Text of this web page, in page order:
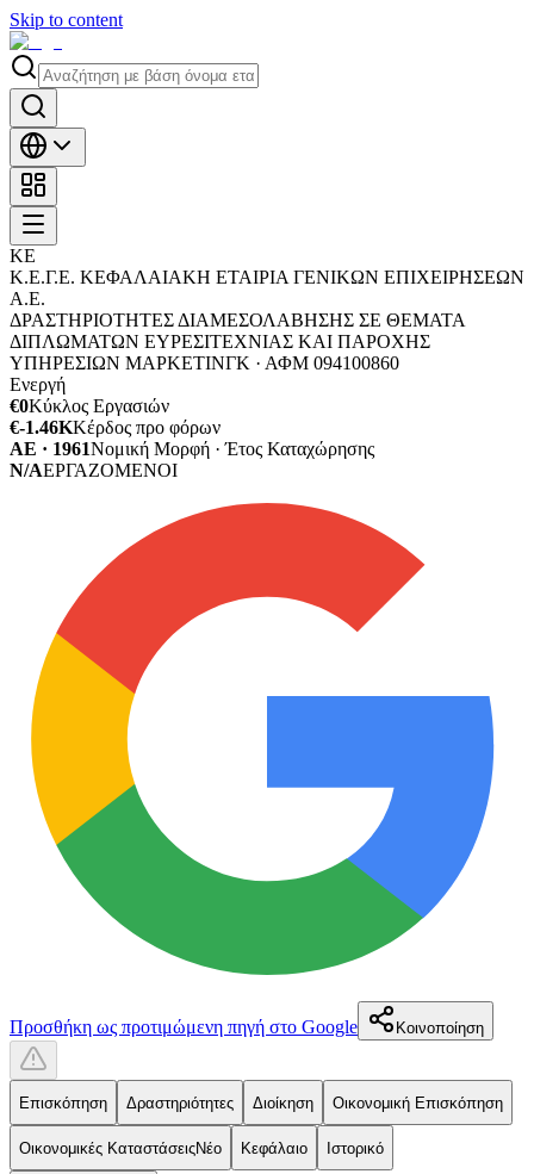
Skip to content
ΚΕ
Κ.Ε.Γ.Ε. ΚΕΦΑΛΑΙΑΚΗ ΕΤΑΙΡΙΑ ΓΕΝΙΚΩΝ ΕΠΙΧΕΙΡΗΣΕΩΝ
Α.Ε.
ΔΡΑΣΤΗΡΙΟΤΗΤΕΣ ΔΙΑΜΕΣΟΛΑΒΗΣΗΣ ΣΕ ΘΕΜΑΤΑ
ΔΙΠΛΩΜΑΤΩΝ ΕΥΡΕΣΙΤΕΧΝΙΑΣ ΚΑΙ ΠΑΡΟΧΗΣ
ΥΠΗΡΕΣΙΩΝ ΜΑΡΚΕΤΙΝΓΚ · ΑΦΜ 094100860
Ενεργή
€0Κύκλος Εργασιών
€-1.46KΚέρδος προ φόρων
ΑΕ · 1961Νομική Μορφή · Έτος Καταχώρησης
N/AΕΡΓΑΖΟΜΕΝΟΙ
Προσθήκη ως προτιμώμενη πηγή στο Google Κοινοποίηση
Επισκόπηση Δραστηριότητες Διοίκηση Οικονομική Επισκόπηση
Οικονομικές ΚαταστάσειςΝέο Κεφάλαιο Ιστορικό